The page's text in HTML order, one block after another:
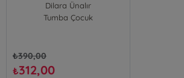
Dilara Ünalır
Tumba Çocuk
₺390,00
₺312,00